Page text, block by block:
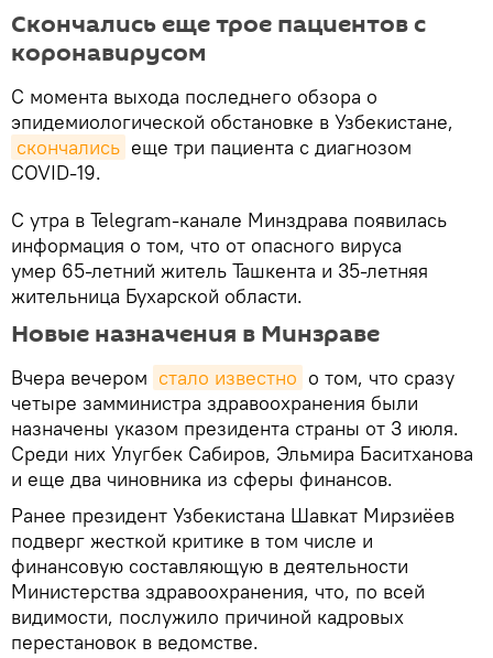
Скончались еще трое пациентов с
коронавирусом
С момента выхода последнего обзора о
эпидемиологической обстановке в Узбекистане,
скончались еще три пациента с диагнозом
COVID-19.
С утра в Telegram-канале Минздрава появилась
информация о том, что от опасного вируса
умер 65-летний житель Ташкента и 35-летняя
жительница Бухарской области.
Новые назначения в Минзраве
Вчера вечером стало известно о том, что сразу
четыре замминистра здравоохранения были
назначены указом президента страны от 3 июля.
Среди них Улугбек Сабиров, Эльмира Баситханова
и еще два чиновника из сферы финансов.
Ранее президент Узбекистана Шавкат Мирзиёев
подверг жесткой критике в том числе и
финансовую составляющую в деятельности
Министерства здравоохранения, что, по всей
видимости, послужило причиной кадровых
перестановок в ведомстве.